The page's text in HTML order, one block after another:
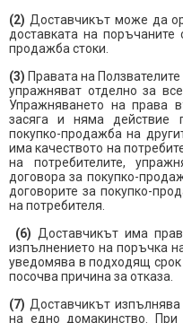
(2) Доставчикът може да
доставката на поръчаните
продажба стоки.
(3) Правата на
упражняват отделно за
Упражняването на права
засяга и няма действие
покупко-продажба на
има качеството на
на потребителите,
договора за покупко-
договорите за покупко-
на потребителя.
(6) Доставчикът има
изпълнението на поръчка
уведомява в подходящ
посочва причина за отказа.
(7) Доставчикът
на едно домакинство. При